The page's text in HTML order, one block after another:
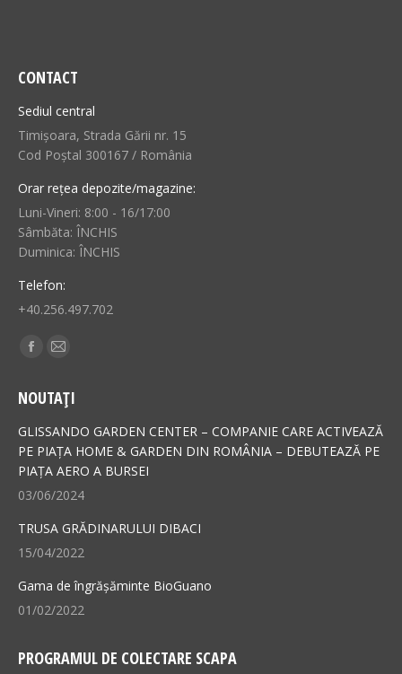
CONTACT
Sediul central
Timișoara, Strada Gării nr. 15
Cod Poștal 300167 / România
Orar rețea depozite/magazine:
Luni-Vineri: 8:00 - 16/17:00
Sâmbăta: ÎNCHIS
Duminica: ÎNCHIS
Telefon:
+40.256.497.702
Find us on:
Facebook
opens
in
new
window
Mail
opens
in
new
window
NOUTAȚI
GLISSANDO GARDEN CENTER – COMPANIE CARE ACTIVEAZĂ
PE PIAȚA HOME & GARDEN DIN ROMÂNIA – DEBUTEAZĂ PE
PIAȚA AERO A BURSEI
03/06/2024
TRUSA GRĂDINARULUI DIBACI
15/04/2022
Gama de îngrășăminte BioGuano
01/02/2022
PROGRAMUL DE COLECTARE SCAPA